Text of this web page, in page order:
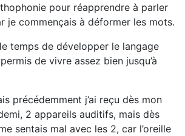
pour réapprendre à parler
je commençais à déformer les mots.
temps de développer le langage
de vivre assez bien jusqu’à
précédemment j’ai reçu dès mon
2 appareils auditifs, mais dès
sentais mal avec les 2, car l’oreille